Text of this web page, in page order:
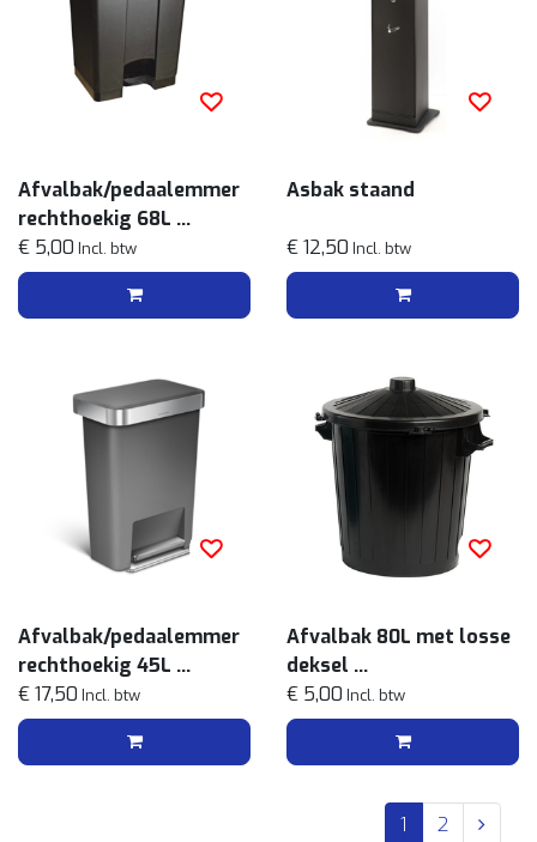
Afvalbak/pedaalemmer
rechthoekig 68L
Zwart
€ 5,00 Incl. btw
Asbak staand
€ 12,50 Incl. btw
Afvalbak/pedaalemmer
rechthoekig 45L
Antraciet
€ 17,50 Incl. btw
Afvalbak 80L met losse
deksel
Zwart
€ 5,00 Incl. btw
1 2